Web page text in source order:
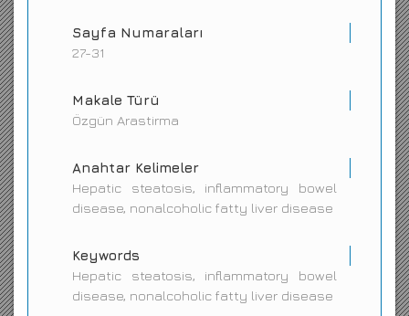
Sayfa Numaraları
27-31
Makale Türü
Özgün Arastirma
Anahtar Kelimeler
Hepatic steatosis, inflammatory bowel
disease, nonalcoholic fatty liver disease
Keywords
Hepatic steatosis, inflammatory bowel
disease, nonalcoholic fatty liver disease